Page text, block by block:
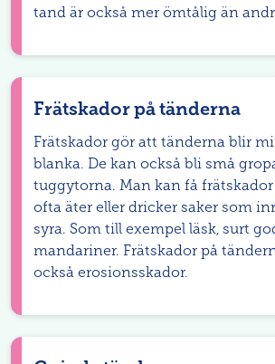
tand är också mer ömtålig än
Frätskador på tänderna
Frätskador gör att tänderna blir
blanka. De kan också bli små
tuggytorna. Man kan få
ofta äter eller dricker saker som
syra. Som till exempel läsk, surt
mandariner. Frätskador på
också erosionsskador.